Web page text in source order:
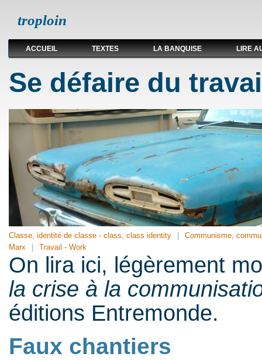
troploin
ACCUEIL TEXTES LA BANQUISE LIRE
Se défaire du
Classe, identité de classe - class, class identity
Communisme,
Marx
Travail - Work
On lira ici, légèrement
la crise à la
éditions Entremonde.
Faux chantiers